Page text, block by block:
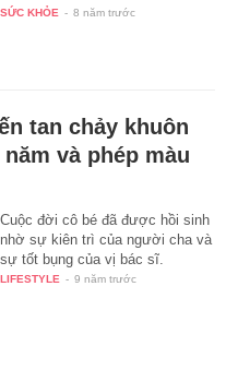
khi…
SỨC KHỎE - 8 năm trước
tan chảy khuôn
và phép màu
Cuộc đời cô bé đã được hồi sinh
nhờ sự kiên trì của người cha và
sự tốt bụng của vị bác sĩ.
LIFESTYLE - 9 năm trước